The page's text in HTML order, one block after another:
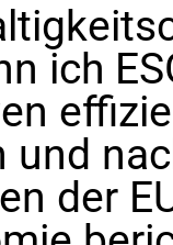
ich
und
der